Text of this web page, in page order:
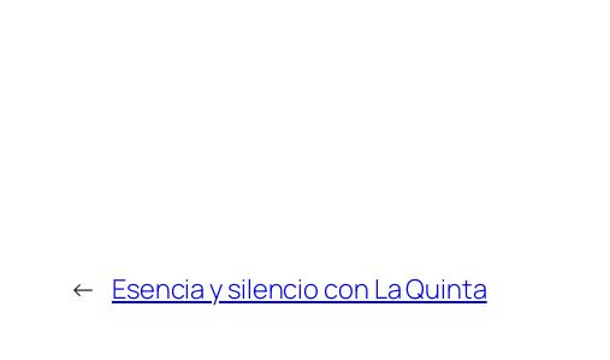
← Esencia y silencio con La Quinta